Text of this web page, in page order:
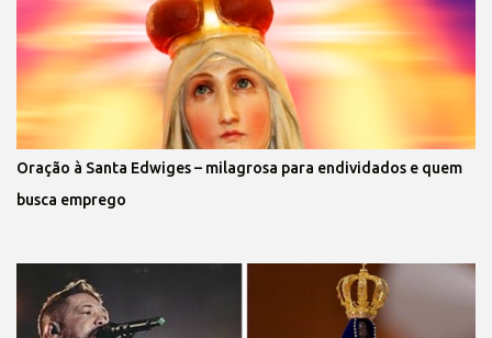
Oração à Santa Edwiges – milagrosa para endividados e quem
busca emprego